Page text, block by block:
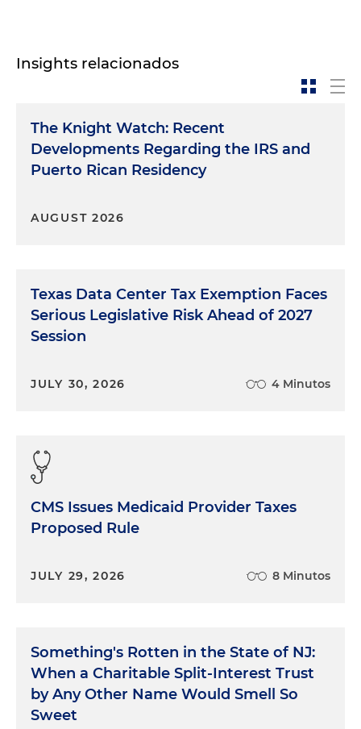
Insights relacionados
The Knight Watch: Recent
Developments Regarding the IRS and
Puerto Rican Residency
AUGUST 2026
Texas Data Center Tax Exemption Faces
Serious Legislative Risk Ahead of 2027
Session
JULY 30, 2026 4 Minutos
CMS Issues Medicaid Provider Taxes
Proposed Rule
JULY 29, 2026 8 Minutos
Something's Rotten in the State of NJ:
When a Charitable Split-Interest Trust
by Any Other Name Would Smell So
Sweet